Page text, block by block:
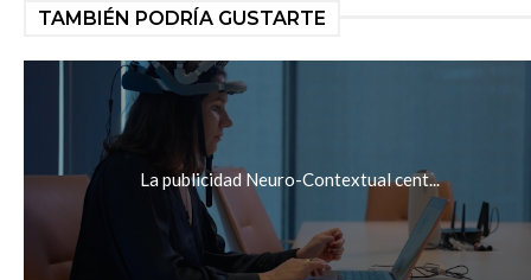
TAMBIÉN PODRÍA GUSTARTE
La publicidad Neuro-Contextual cent...